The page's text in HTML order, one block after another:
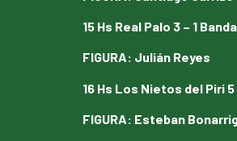
15 Hs Real Palo 3 – 1
FIGURA: Julián Reyes
16 Hs Los Nietos del Piri 5
FIGURA: Esteban